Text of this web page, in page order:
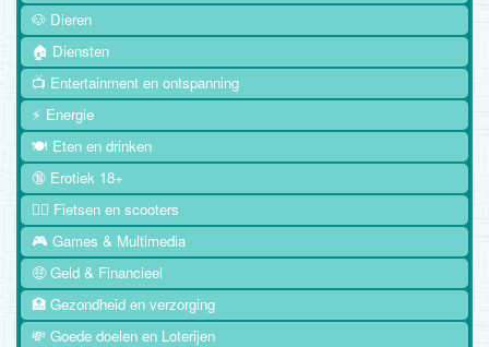
🐶 Dieren
🏠 Diensten
📺 Entertainment en ontspanning
⚡ Energie
🍽️ Eten en drinken
🔞 Erotiek 18+
🚴‍♂️ Fietsen en scooters
🎮 Games & Multimedia
🤑 Geld & Financieel
🏥 Gezondheid en verzorging
💸 Goede doelen en Loterijen